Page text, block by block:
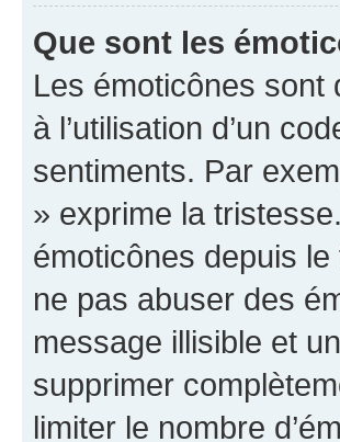
Que sont les
Les émoticônes sont
à l’utilisation d’un
sentiments. Par
» exprime la
émoticônes depuis
ne pas abuser des
message illisible et
supprimer
limiter le nombre